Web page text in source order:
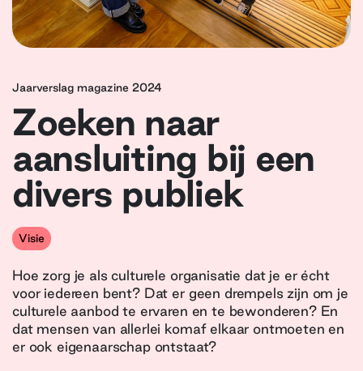
Jaarverslag magazine 2024
Zoeken naar
aansluiting bij een
divers publiek
Visie
Hoe zorg je als culturele organisatie dat je er écht
voor iedereen bent? Dat er geen drempels zijn om je
culturele aanbod te ervaren en te bewonderen? En
dat mensen van allerlei komaf elkaar ontmoeten en
er ook eigenaarschap ontstaat?